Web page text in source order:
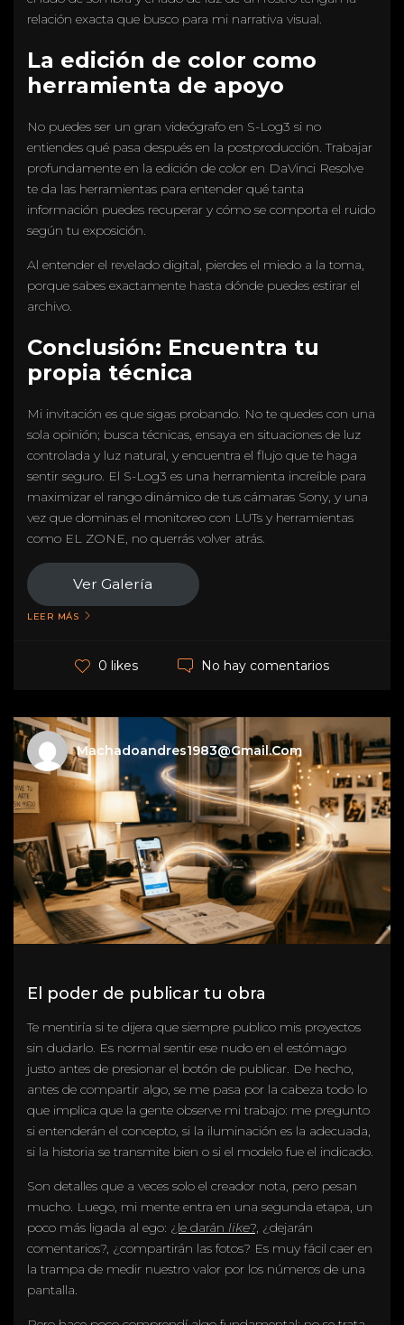
relación exacta que busco para mi narrativa visual.
La edición de color como
herramienta de apoyo
No puedes ser un gran videógrafo en S-Log3 si no
entiendes qué pasa después en la postproducción. Trabajar
profundamente en la edición de color en DaVinci Resolve
te da las herramientas para entender qué tanta
información puedes recuperar y cómo se comporta el ruido
según tu exposición.
Al entender el revelado digital, pierdes el miedo a la toma,
porque sabes exactamente hasta dónde puedes estirar el
archivo.
Conclusión: Encuentra tu
propia técnica
Mi invitación es que sigas probando. No te quedes con una
sola opinión; busca técnicas, ensaya en situaciones de luz
controlada y luz natural, y encuentra el flujo que te haga
sentir seguro. El S-Log3 es una herramienta increíble para
maximizar el rango dinámico de tus cámaras Sony, y una
vez que dominas el monitoreo con LUTs y herramientas
como EL ZONE, no querrás volver atrás.
Ver Galería
LEER MÁS
0 likes No hay comentarios
Machadoandres1983@gmail.com
El poder de publicar tu obra
Te mentiría si te dijera que siempre publico mis proyectos
sin dudarlo. Es normal sentir ese nudo en el estómago
justo antes de presionar el botón de publicar. De hecho,
antes de compartir algo, se me pasa por la cabeza todo lo
que implica que la gente observe mi trabajo: me pregunto
si entenderán el concepto, si la iluminación es la adecuada,
si la historia se transmite bien o si el modelo fue el indicado.
Son detalles que a veces solo el creador nota, pero pesan
mucho. Luego, mi mente entra en una segunda etapa, un
poco más ligada al ego: ¿le darán like?, ¿dejarán
comentarios?, ¿compartirán las fotos? Es muy fácil caer en
la trampa de medir nuestro valor por los números de una
pantalla.